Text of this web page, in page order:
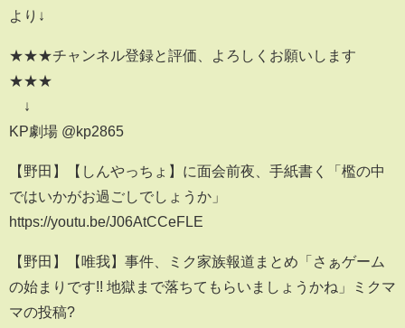
より↓
★★★チャンネル登録と評価、よろしくお願いします
★★★
↓
KP劇場 @kp2865
【野田】【しんやっちょ】に面会前夜、手紙書く「檻の中
ではいかがお過ごしでしょうか」
https://youtu.be/J06AtCCeFLE
【野田】【唯我】事件、ミク家族報道まとめ「さぁゲーム
の始まりです!! 地獄まで落ちてもらいましょうかね」ミクマ
マの投稿?